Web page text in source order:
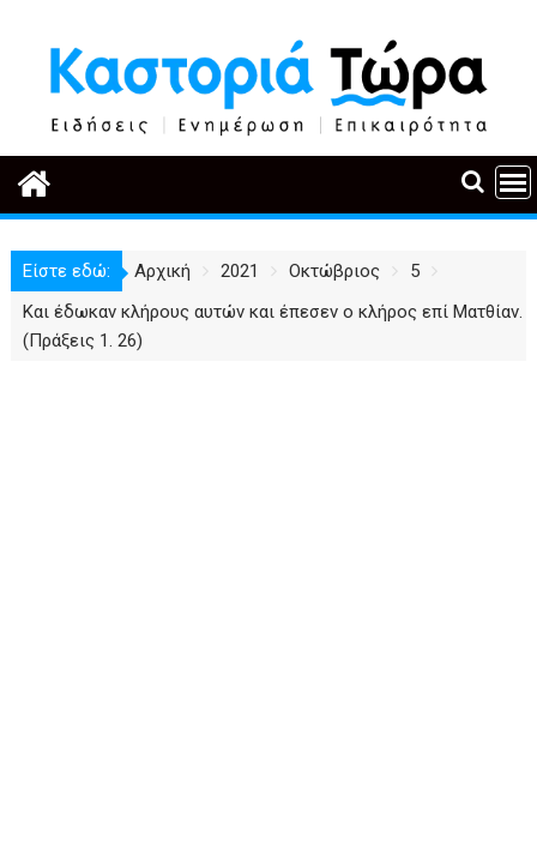
περιεχόμενο
Είστε εδώ: Αρχική 2021 Οκτώβριος
5
Και έδωκαν κλήρους αυτών και έπεσεν ο κλήρος επί Ματθίαν.
(Πράξεις 1. 26)